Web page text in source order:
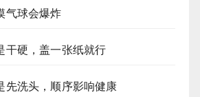
气球会爆炸
干硬，盖一张纸就行
先洗头，顺序影响健康